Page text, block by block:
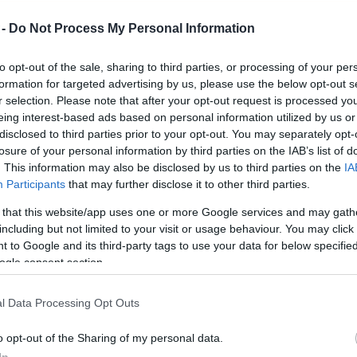
Do Not Process My Personal Information
opt-out of the sale, sharing to third parties, or processing of your
for targeted advertising by us, please use the below opt-out
selection. Please note that after your opt-out request is processed
interest-based ads based on personal information utilized by us
to third parties prior to your opt-out. You may separately
of your personal information by third parties on the IAB’s list of
This information may also be disclosed by us to third parties on the
Participants that may further disclose it to other third parties.
that this website/app uses one or more Google services and may
but not limited to your visit or usage behaviour. You may
to Google and its third-party tags to use your data for below
consent section.
Data Processing Opt Outs
opt-out of the Sharing of my personal data.
ki ufók számára. Hogy a földönkívüliek
vendéglátásról, még nem tudni.
Az ungvári leszállópálya egy űrsikló méretű
csészealj fogadására alkalmas. Az esemény
szervezője szerint ahelyett, hogy az
emberek egymást gyilkolnák, inkább más
civilizációkkal kellene az érintkezést
keresniük. "Ha sikerülne kapcsolatot
miénknél fejlettebb technológiákra is szert
tehetnénk. Így talán megmenthető lenne a
Föld az emberek öngyilkos
Júlia Bonkaló, az Ugvári Nemzeti Egyetem
szervezője.
táblával szerelték fel. Egy mini űrhajót is
és megmutassa az idegeneknek, hogy
A